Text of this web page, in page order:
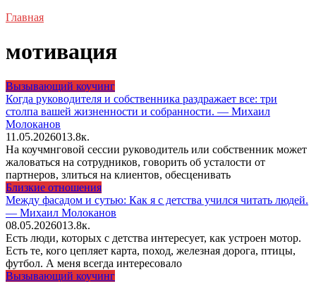
Главная
мотивация
Вызывающий коучинг
Когда руководителя и собственника раздражает все: три
столпа вашей жизненности и собранности. — Михаил
Молоканов
11.05.2026013.8к.
На коучмнговой сессии руководитель или собственник может
жаловаться на сотрудников, говорить об усталости от
партнеров, злиться на клиентов, обесценивать
Близкие отношения
Между фасадом и сутью: Как я с детства учился читать людей.
— Михаил Молоканов
08.05.2026013.8к.
Есть люди, которых с детства интересует, как устроен мотор.
Есть те, кого цепляет карта, поход, железная дорога, птицы,
футбол. А меня всегда интересовало
Вызывающий коучинг